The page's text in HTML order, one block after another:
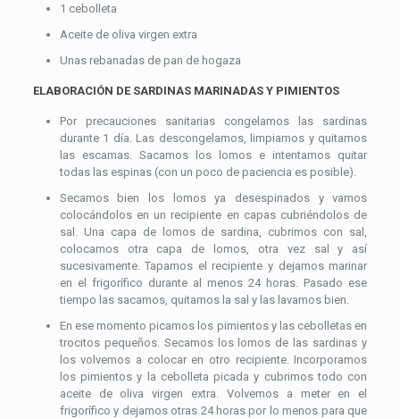
1 cebolleta
Aceite de oliva virgen extra
Unas rebanadas de pan de hogaza
ELABORACIÓN DE SARDINAS MARINADAS Y PIMIENTOS
Por precauciones sanitarias congelamos las sardinas
durante 1 día. Las descongelamos, limpiamos y quitamos
las escamas. Sacamos los lomos e intentamos quitar
todas las espinas (con un poco de paciencia es posible).
Secamos bien los lomos ya desespinados y vamos
colocándolos en un recipiente en capas cubriéndolos de
sal. Una capa de lomos de sardina, cubrimos con sal,
colocamos otra capa de lomos, otra vez sal y así
sucesivamente. Tapamos el recipiente y dejamos marinar
en el frigorífico durante al menos 24 horas. Pasado ese
tiempo las sacamos, quitamos la sal y las lavamos bien.
En ese momento picamos los pimientos y las cebolletas en
trocitos pequeños. Secamos los lomos de las sardinas y
los volvemos a colocar en otro recipiente. Incorporamos
los pimientos y la cebolleta picada y cubrimos todo con
aceite de oliva virgen extra. Volvemos a meter en el
frigorífico y dejamos otras 24 horas por lo menos para que